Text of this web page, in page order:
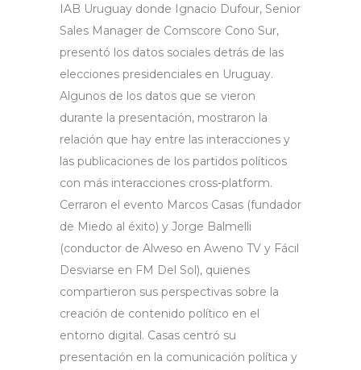
IAB Uruguay donde Ignacio Dufour, Senior
Sales Manager de Comscore Cono Sur,
presentó los datos sociales detrás de las
elecciones presidenciales en Uruguay.
Algunos de los datos que se vieron
durante la presentación, mostraron la
relación que hay entre las interacciones y
las publicaciones de los partidos políticos
con más interacciones cross-platform.
Cerraron el evento Marcos Casas (fundador
de Miedo al éxito) y Jorge Balmelli
(conductor de Alweso en Aweno TV y Fácil
Desviarse en FM Del Sol), quienes
compartieron sus perspectivas sobre la
creación de contenido político en el
entorno digital. Casas centró su
presentación en la comunicación política y